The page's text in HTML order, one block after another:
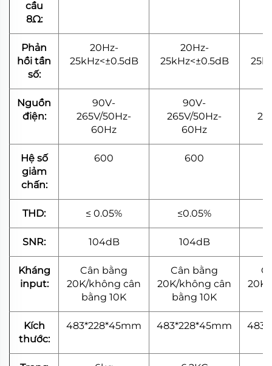
cầu
8Ω:
Phản
hồi tần
số:
20Hz-
25kHz<±0.5dB
20Hz-
25kHz<±0.5dB
Nguồn
điện:
90V-
265V/50Hz-
60Hz
90V-
265V/50Hz-
60Hz
Hệ số
giảm
chấn:
600 600
THD: ≤ 0.05% ≤0.05%
SNR: 104dB 104dB
Kháng
input:
Cân bằng
20K/không cân
bằng 10K
Cân bằng
20K/không cân
bằng 10K
Kích
thước:
483*228*45mm 483*228*45mm